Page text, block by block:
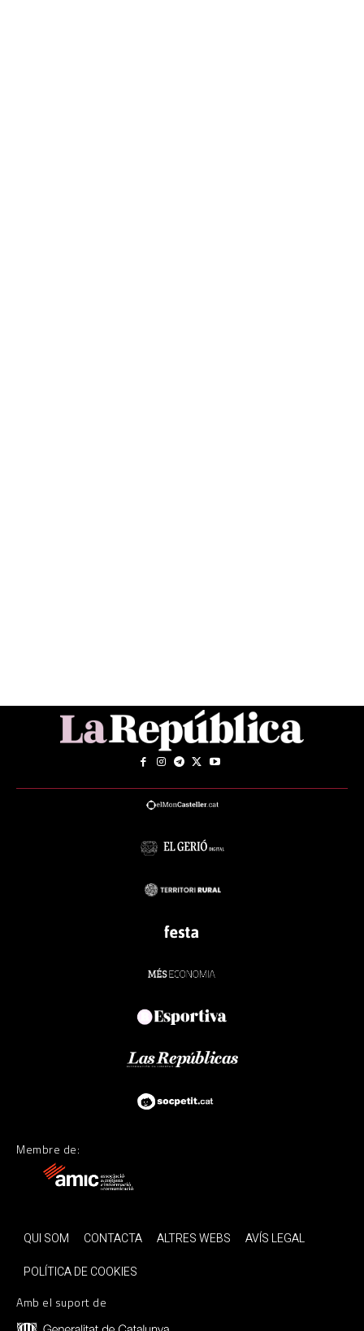
Membre de:
QUI SOM CONTACTA ALTRES WEBS
AVÍS LEGAL
POLÍTICA DE COOKIES
Amb el suport de